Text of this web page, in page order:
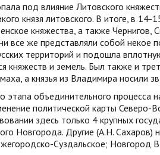
под влияние Литовского
князя литовского. В итоге, в
княжества, а также
все же представляли собой некое
территорий и подошла
княжеств и земель. Был также и
а князья из Владимира носили
этапа объединительного
политической карты
здесь только 4 крупных
Новгорода. Другие (А.Н. Сахаров)
Суздальское; Новгород